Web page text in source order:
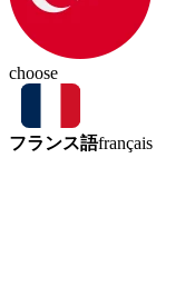
choose
フランス語français